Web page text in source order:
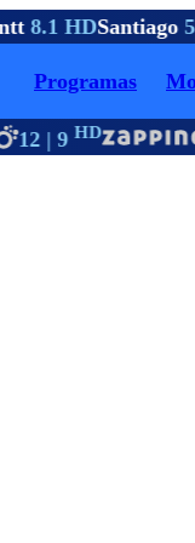
8.1 HDSantiago
Programas
12 | 9HD